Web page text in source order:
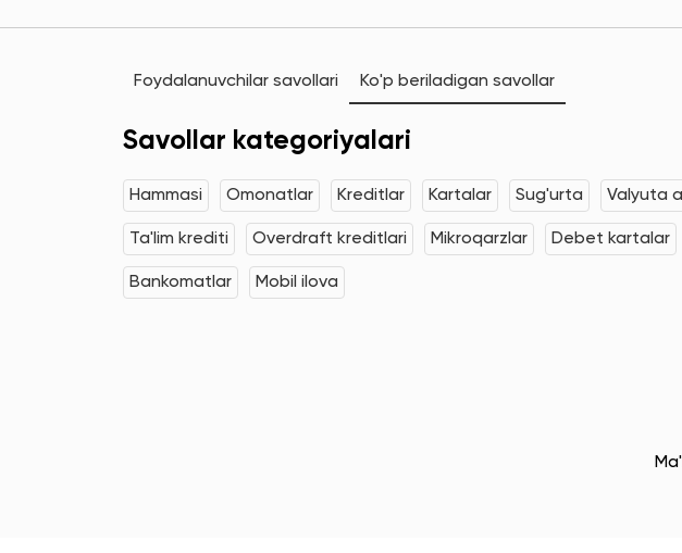
Foydalanuvchilar savollari Ko'p beriladigan savollar
Savollar kategoriyalari
Hammasi Omonatlar Kreditlar Kartalar Sug'urta Valyuta
Ta'lim krediti Overdraft kreditlari Mikroqarzlar Debet kartalar
Bankomatlar Mobil ilova